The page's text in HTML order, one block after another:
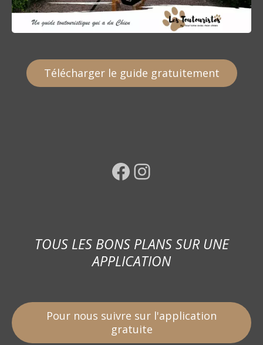
Télécharger le guide gratuitement
Facebook Instagram
TOUS LES BONS PLANS SUR UNE
APPLICATION
Pour nous suivre sur l'application
gratuite